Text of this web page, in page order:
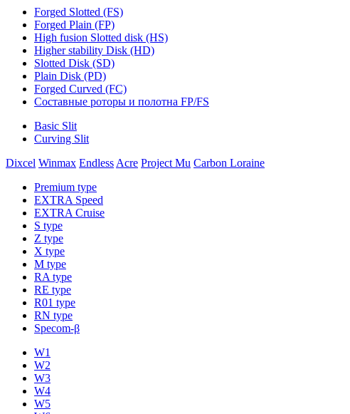
Forged Slotted (FS)
Forged Plain (FP)
High fusion Slotted disk (HS)
Higher stability Disk (HD)
Slotted Disk (SD)
Plain Disk (PD)
Forged Curved (FC)
Составные роторы и полотна FP/FS
Basic Slit
Curving Slit
Dixcel Winmax Endless Acre Project Mu Carbon Loraine
Premium type
EXTRA Speed
EXTRA Cruise
S type
Z type
X type
M type
RA type
RE type
R01 type
RN type
Specom-β
W1
W2
W3
W4
W5